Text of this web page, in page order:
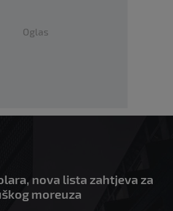
Oglas
nova lista zahtjeva za
moreuza